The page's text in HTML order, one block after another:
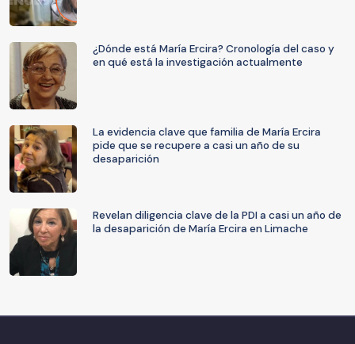
¿Dónde está María Ercira? Cronología del caso y
en qué está la investigación actualmente
La evidencia clave que familia de María Ercira
pide que se recupere a casi un año de su
desaparición
Revelan diligencia clave de la PDI a casi un año de
la desaparición de María Ercira en Limache